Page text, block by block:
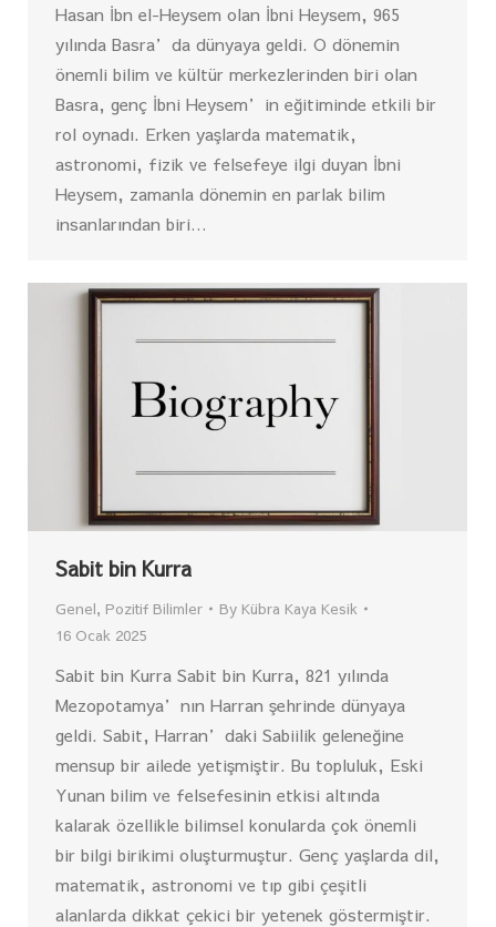
Hasan İbn el-Heysem olan İbni Heysem, 965
yılında Basra’da dünyaya geldi. O dönemin
önemli bilim ve kültür merkezlerinden biri olan
Basra, genç İbni Heysem’in eğitiminde etkili bir
rol oynadı. Erken yaşlarda matematik,
astronomi, fizik ve felsefeye ilgi duyan İbni
Heysem, zamanla dönemin en parlak bilim
insanlarından biri…
Sabit bin Kurra
Genel, Pozitif Bilimler By Kübra Kaya Kesik
16 Ocak 2025
Sabit bin Kurra Sabit bin Kurra, 821 yılında
Mezopotamya’nın Harran şehrinde dünyaya
geldi. Sabit, Harran’daki Sabiilik geleneğine
mensup bir ailede yetişmiştir. Bu topluluk, Eski
Yunan bilim ve felsefesinin etkisi altında
kalarak özellikle bilimsel konularda çok önemli
bir bilgi birikimi oluşturmuştur. Genç yaşlarda dil,
matematik, astronomi ve tıp gibi çeşitli
alanlarda dikkat çekici bir yetenek göstermiştir.